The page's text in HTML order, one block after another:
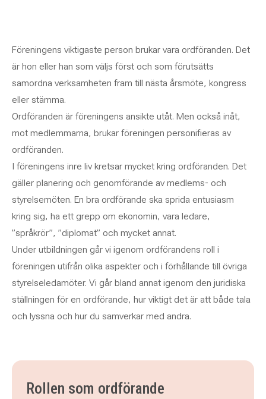
Föreningens viktigaste person brukar vara ordföranden. Det
är hon eller han som väljs först och som förutsätts
samordna verksamheten fram till nästa årsmöte, kongress
eller stämma.
Ordföranden är föreningens ansikte utåt. Men också inåt,
mot medlemmarna, brukar föreningen personifieras av
ordföranden.
I föreningens inre liv kretsar mycket kring ordföranden. Det
gäller planering och genomförande av medlems- och
styrelsemöten. En bra ordförande ska sprida entusiasm
kring sig, ha ett grepp om ekonomin, vara ledare,
”språkrör”, ”diplomat” och mycket annat.
Under utbildningen går vi igenom ordförandens roll i
föreningen utifrån olika aspekter och i förhållande till övriga
styrelseledamöter. Vi går bland annat igenom den juridiska
ställningen för en ordförande, hur viktigt det är att både tala
och lyssna och hur du samverkar med andra.
Rollen som ordförande